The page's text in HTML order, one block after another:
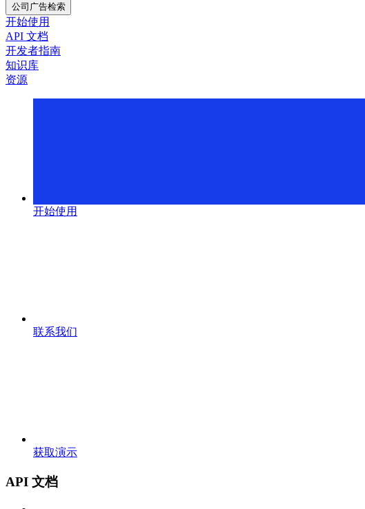
公司广告检索
开始使用
API 文档
开发者指南
知识库
资源
开始使用
联系我们
获取演示
API 文档